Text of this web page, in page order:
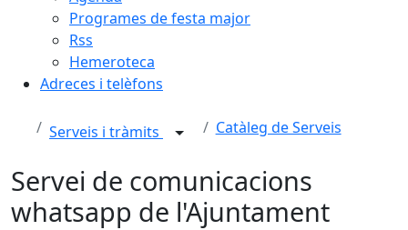
Programes de festa major
Rss
Hemeroteca
Adreces i telèfons
Serveis i tràmits Catàleg de Serveis
Servei de comunicacions
whatsapp de l'Ajuntament